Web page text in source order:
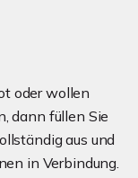
oder wollen
dann füllen Sie
aus und
in Verbindung.